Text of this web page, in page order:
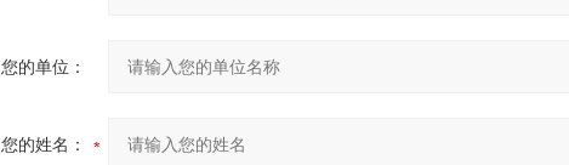
您的单位：
您的姓名：